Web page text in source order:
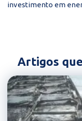
investimento em
Artigos